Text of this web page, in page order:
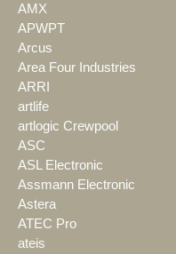
AMX
APWPT
Arcus
Area Four Industries
ARRI
artlife
artlogic Crewpool
ASC
ASL Electronic
Assmann Electronic
Astera
ATEC Pro
ateis